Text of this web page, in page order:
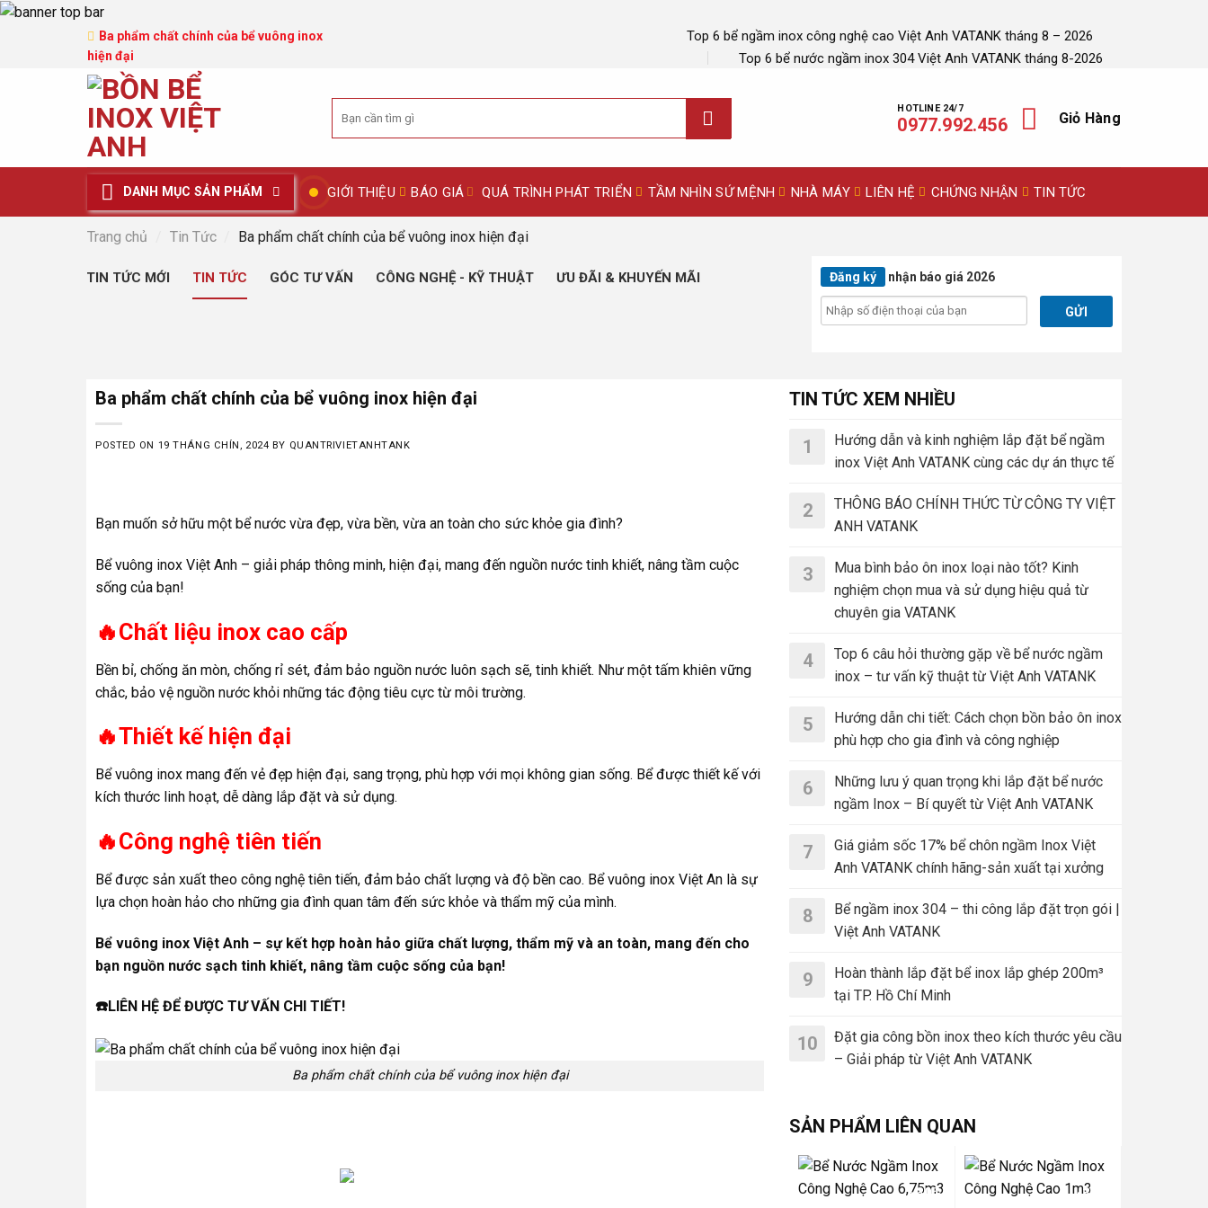
Ba phẩm chất chính của bể vuông inox
hiện đại
Top 6 bể ngầm inox công nghệ cao Việt Anh VATANK tháng 8 – 2026
Top 6 bể nước ngầm inox 304 Việt Anh VATANK tháng 8-2026
kiếm:
HOTLINE 24/7
0977.992.456 Giỏ Hàng
DANH MỤC SẢN PHẨM GIỚI THIỆU BÁO GIÁ QUÁ TRÌNH PHÁT TRIỂN TẦM NHÌN SỨ MỆNH NHÀ MÁY LIÊN HỆ CHỨNG NHẬN TIN TỨC
Trang chủ Tin Tức Ba phẩm chất chính của bể vuông inox hiện đại
TIN TỨC MỚI TIN TỨC GÓC TƯ VẤN CÔNG NGHỆ - KỸ THUẬT ƯU ĐÃI & KHUYẾN MÃI Đăng ký nhận báo giá 2026
Ba phẩm chất chính của bể vuông inox hiện đại
POSTED ON 19 THÁNG CHÍN, 2024 BY QUANTRIVIETANHTANK
Bạn muốn sở hữu một bể nước vừa đẹp, vừa bền, vừa an toàn cho sức khỏe gia đình?
Bể vuông inox Việt Anh – giải pháp thông minh, hiện đại, mang đến nguồn nước tinh khiết, nâng tầm cuộc
sống của bạn!
🔥Chất liệu inox cao cấp
Bền bỉ, chống ăn mòn, chống rỉ sét, đảm bảo nguồn nước luôn sạch sẽ, tinh khiết. Như một tấm khiên vững
chắc, bảo vệ nguồn nước khỏi những tác động tiêu cực từ môi trường.
🔥Thiết kế hiện đại
Bể vuông inox mang đến vẻ đẹp hiện đại, sang trọng, phù hợp với mọi không gian sống. Bể được thiết kế với
kích thước linh hoạt, dễ dàng lắp đặt và sử dụng.
🔥Công nghệ tiên tiến
Bể được sản xuất theo công nghệ tiên tiến, đảm bảo chất lượng và độ bền cao. Bể vuông inox Việt An là sự
lựa chọn hoàn hảo cho những gia đình quan tâm đến sức khỏe và thẩm mỹ của mình.
Bể vuông inox Việt Anh – sự kết hợp hoàn hảo giữa chất lượng, thẩm mỹ và an toàn, mang đến cho
bạn nguồn nước sạch tinh khiết, nâng tầm cuộc sống của bạn!
☎️LIÊN HỆ ĐỂ ĐƯỢC TƯ VẤN CHI TIẾT!
Ba phẩm chất chính của bể vuông inox hiện đại
TIN TỨC XEM NHIỀU
1
Hướng dẫn và kinh nghiệm lắp đặt bể ngầm
inox Việt Anh VATANK cùng các dự án thực tế
2
THÔNG BÁO CHÍNH THỨC TỪ CÔNG TY VIỆT
ANH VATANK
3
Mua bình bảo ôn inox loại nào tốt? Kinh
nghiệm chọn mua và sử dụng hiệu quả từ
chuyên gia VATANK
4
Top 6 câu hỏi thường gặp về bể nước ngầm
inox – tư vấn kỹ thuật từ Việt Anh VATANK
5
Hướng dẫn chi tiết: Cách chọn bồn bảo ôn inox
phù hợp cho gia đình và công nghiệp
6
Những lưu ý quan trọng khi lắp đặt bể nước
ngầm Inox – Bí quyết từ Việt Anh VATANK
7
Giá giảm sốc 17% bể chôn ngầm Inox Việt
Anh VATANK chính hãng-sản xuất tại xưởng
8
Bể ngầm inox 304 – thi công lắp đặt trọn gói |
Việt Anh VATANK
9
Hoàn thành lắp đặt bể inox lắp ghép 200m³
tại TP. Hồ Chí Minh
10
Đặt gia công bồn inox theo kích thước yêu cầu
– Giải pháp từ Việt Anh VATANK
SẢN PHẨM LIÊN QUAN
-30% -30%